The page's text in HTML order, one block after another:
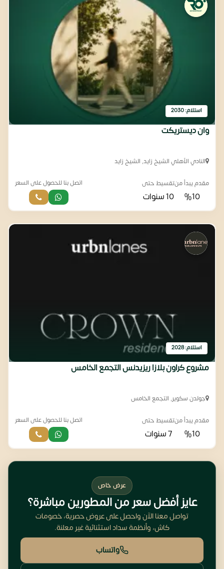
استلام: 2030
وان ديستريكت
النادي الأهلي الشيخ زايد, الشيخ زايد
مقدم يبدأ من
%10
تقسيط حتى
10 سنوات
اتصل بنا للحصول على السعر
استلام: 2028
مشروع كراون بلازا ريزيدنس التجمع الخامس
جولدن سكوير, التجمع الخامس
مقدم يبدأ من
%10
تقسيط حتى
7 سنوات
اتصل بنا للحصول على السعر
عرض خاص
عايز أفضل سعر من المطورين مباشرة؟
تواصل معنا الآن واحصل على عروض حصرية، خصومات
كاش، وأنظمة سداد استثنائية غير معلنة.
واتساب